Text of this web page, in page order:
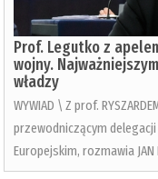
Prof. Legutko z
wojny.
władzy
WYWIAD \ Z prof.
przewodniczącym
Europejskim, rozmawia JAN